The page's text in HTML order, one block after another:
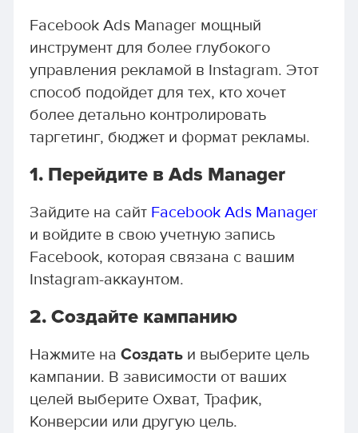
Facebook Ads Manager мощный
инструмент для более глубокого
управления рекламой в Instagram. Этот
способ подойдет для тех, кто хочет
более детально контролировать
таргетинг, бюджет и формат рекламы.
1. Перейдите в Ads Manager
Зайдите на сайт Facebook Ads Manager
и войдите в свою учетную запись
Facebook, которая связана с вашим
Instagram-аккаунтом.
2. Создайте кампанию
Нажмите на Создатьи выберите цель
кампании. В зависимости от ваших
целей выберите Охват, Трафик,
Конверсии или другую цель.